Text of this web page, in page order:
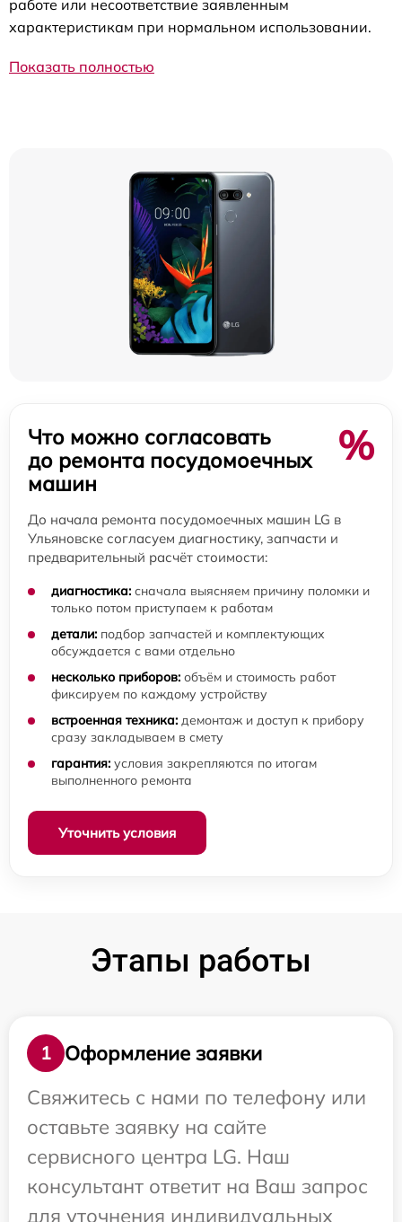
работе или несоответствие заявленным
характеристикам при нормальном использовании.
Показать полностью
Что можно согласовать
до ремонта посудомоечных
машин
%
До начала ремонта посудомоечных машин LG в
Ульяновске согласуем диагностику, запчасти и
предварительный расчёт стоимости:
диагностика: сначала выясняем причину поломки и
только потом приступаем к работам
детали: подбор запчастей и комплектующих
обсуждается с вами отдельно
несколько приборов: объём и стоимость работ
фиксируем по каждому устройству
встроенная техника: демонтаж и доступ к прибору
сразу закладываем в смету
гарантия: условия закрепляются по итогам
выполненного ремонта
Уточнить условия
Этапы работы
1
Оформление заявки
Свяжитесь с нами по телефону или
оставьте заявку на сайте
сервисного центра LG. Наш
консультант ответит на Ваш запрос
для уточнения индивидуальных